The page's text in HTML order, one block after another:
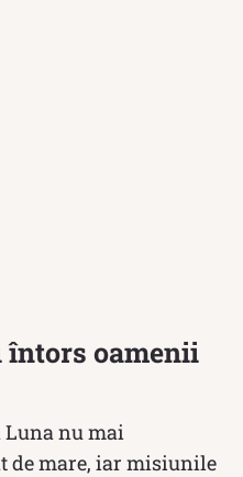
întors oamenii
nu mai
de mare, iar misiunile